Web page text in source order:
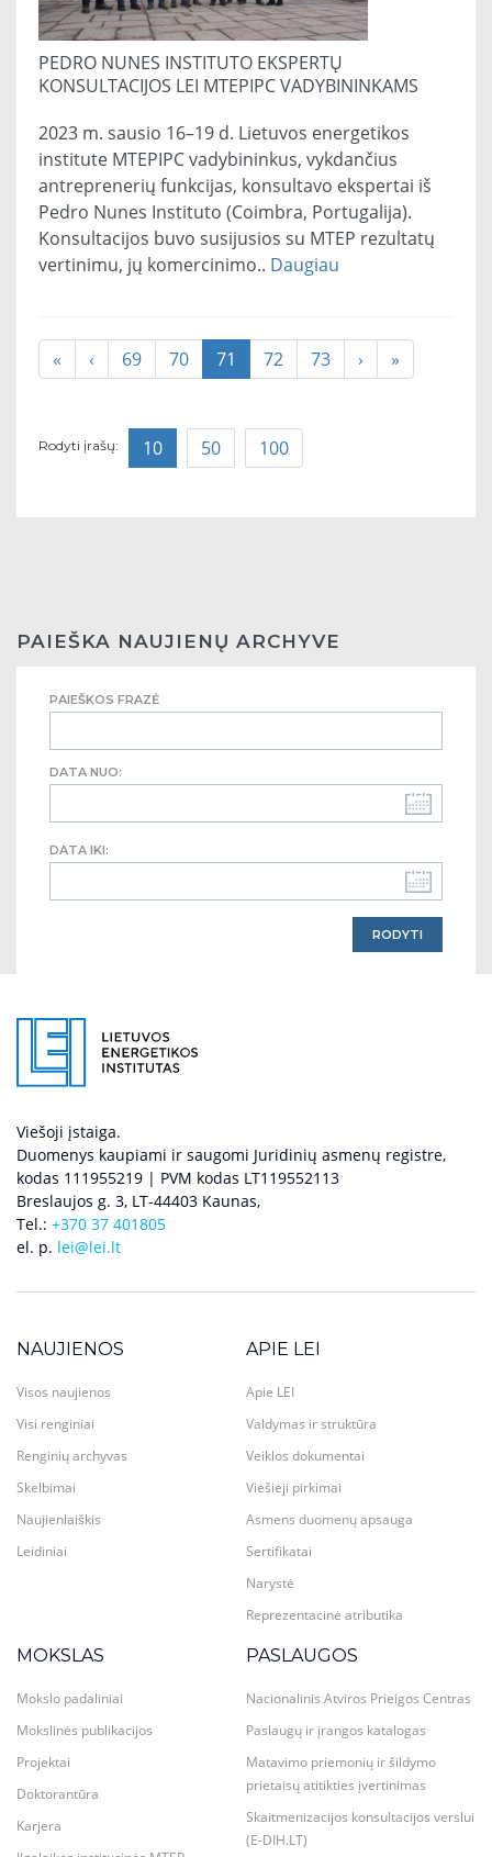
PEDRO NUNES INSTITUTO EKSPERTŲ
KONSULTACIJOS LEI MTEPIPC VADYBININKAMS
2023 m. sausio 16–19 d. Lietuvos energetikos
institute MTEPIPC vadybininkus, vykdančius
antreprenerių funkcijas, konsultavo ekspertai iš
Pedro Nunes Instituto (Coimbra, Portugalija).
Konsultacijos buvo susijusios su MTEP rezultatų
vertinimu, jų komercinimo.. Daugiau
« ‹ 69 70 71 72 73 › »
Rodyti įrašų: 10 50 100
PAIEŠKA NAUJIENŲ ARCHYVE
PAIEŠKOS FRAZĖ
DATA NUO:
DATA IKI:
Viešoji įstaiga.
Duomenys kaupiami ir saugomi Juridinių asmenų registre,
kodas 111955219 | PVM kodas LT119552113
Breslaujos g. 3, LT-44403 Kaunas,
Tel.: +370 37 401805
el. p. lei@lei.lt
NAUJIENOS
Visos naujienos
Visi renginiai
Renginių archyvas
Skelbimai
Naujienlaiškis
Leidiniai
APIE LEI
Apie LEI
Valdymas ir struktūra
Veiklos dokumentai
Viešieji pirkimai
Asmens duomenų apsauga
Sertifikatai
Narystė
Reprezentacinė atributika
MOKSLAS
Mokslo padaliniai
Mokslinės publikacijos
Projektai
Doktorantūra
Karjera
PASLAUGOS
Nacionalinis Atviros Prieigos Centras
Paslaugų ir įrangos katalogas
Matavimo priemonių ir šildymo
prietaisų atitikties įvertinimas
Skaitmenizacijos konsultacijos verslui
(E-DIH.LT)